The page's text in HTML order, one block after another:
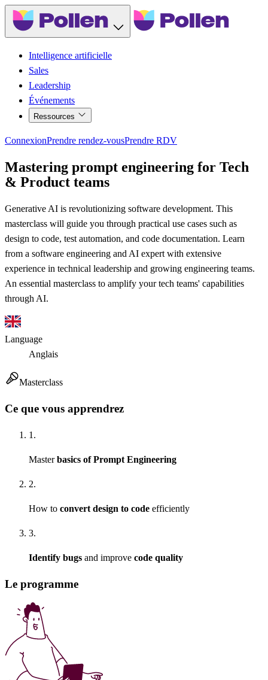
Intelligence artificielle
Sales
Leadership
Événements
Ressources
ConnexionPrendre rendez-vousPrendre RDV
Mastering prompt engineering for Tech
& Product teams
Generative AI is revolutionizing software development. This
masterclass will guide you through practical use cases such as
design to code, test automation, and code documentation. Learn
from a software engineering and AI expert with extensive
experience in technical leadership and growing engineering teams.
An essential masterclass to amplify your tech teams' capabilities
through AI.
Language
Anglais
Masterclass
Ce que vous apprendrez
1.
Masterbasics of Prompt Engineering
2.
How to convert design to code efficiently
3.
Identify bugs and improve code quality
Le programme